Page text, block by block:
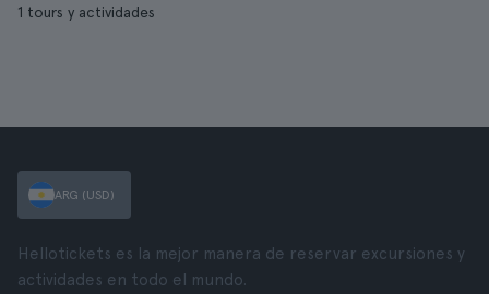
1 tours y actividades
ARG (USD)
Hellotickets es la mejor manera de reservar excursiones y
actividades en todo el mundo.